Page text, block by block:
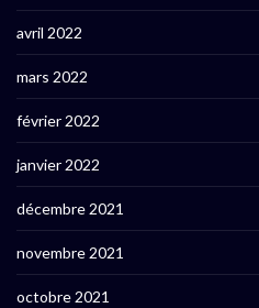
avril 2022
mars 2022
février 2022
janvier 2022
décembre 2021
novembre 2021
octobre 2021